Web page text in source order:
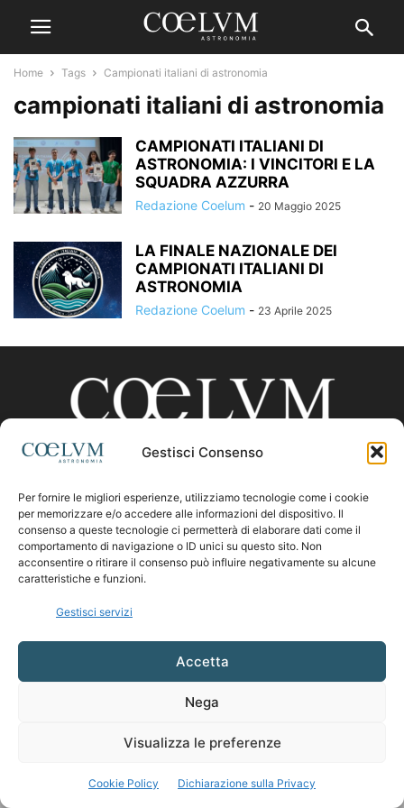
Gestisci Consenso
Per fornire le migliori esperienze, utilizziamo tecnologie come i cookie
per memorizzare e/o accedere alle informazioni del dispositivo. Il
consenso a queste tecnologie ci permetterà di elaborare dati come il
comportamento di navigazione o ID unici su questo sito. Non
acconsentire o ritirare il consenso può influire negativamente su alcune
caratteristiche e funzioni.
Gestisci servizi
Accetta
Nega
Visualizza le preferenze
Cookie Policy Dichiarazione sulla Privacy
Home Tags Campionati italiani di astronomia
campionati italiani di astronomia
CAMPIONATI ITALIANI DI
ASTRONOMIA: I VINCITORI E LA
SQUADRA AZZURRA
Redazione Coelum - 20 Maggio 2025
LA FINALE NAZIONALE DEI
CAMPIONATI ITALIANI DI
ASTRONOMIA
Redazione Coelum - 23 Aprile 2025
CHI SIAMO
Contattaci:coelumastro@coelum.com